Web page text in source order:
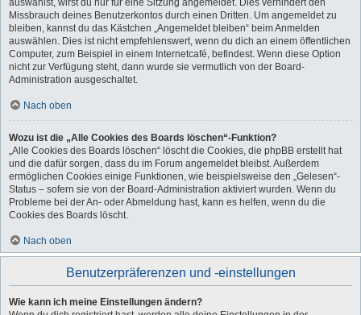
auswählst, wirst du nur für eine Sitzung angemeldet. Dies verhindert den
Missbrauch deines Benutzerkontos durch einen Dritten. Um angemeldet zu
bleiben, kannst du das Kästchen „Angemeldet bleiben“ beim Anmelden
auswählen. Dies ist nicht empfehlenswert, wenn du dich an einem öffentlichen
Computer, zum Beispiel in einem Internetcafé, befindest. Wenn diese Option
nicht zur Verfügung steht, dann wurde sie vermutlich von der Board-
Administration ausgeschaltet.
Nach oben
Wozu ist die „Alle Cookies des Boards löschen“-Funktion?
„Alle Cookies des Boards löschen“ löscht die Cookies, die phpBB erstellt hat
und die dafür sorgen, dass du im Forum angemeldet bleibst. Außerdem
ermöglichen Cookies einige Funktionen, wie beispielsweise den „Gelesen“-
Status – sofern sie von der Board-Administration aktiviert wurden. Wenn du
Probleme bei der An- oder Abmeldung hast, kann es helfen, wenn du die
Cookies des Boards löscht.
Nach oben
Benutzerpräferenzen und -einstellungen
Wie kann ich meine Einstellungen ändern?